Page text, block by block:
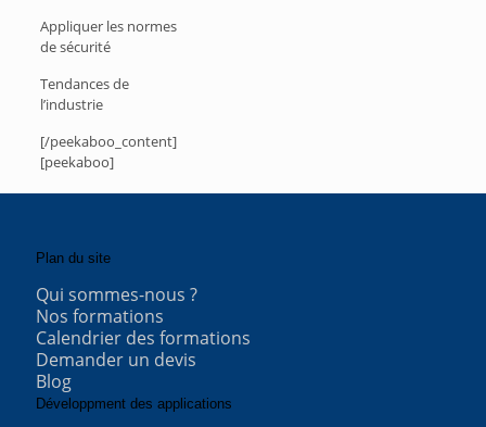
Appliquer les normes
de sécurité
Tendances de
l’industrie
[/peekaboo_content]
[peekaboo]
Plan du site
Qui sommes-nous ?
Nos formations
Calendrier des formations
Demander un devis
Blog
Développment des applications